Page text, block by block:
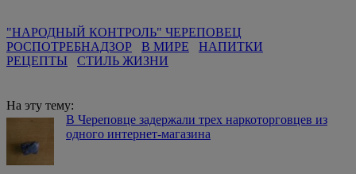
"НАРОДНЫЙ КОНТРОЛЬ" ЧЕРЕПОВЕЦ
РОСПОТРЕБНАДЗОР
В МИРЕ
НАПИТКИ
РЕЦЕПТЫ
СТИЛЬ ЖИЗНИ
На эту тему:
В Череповце задержали трех наркоторговцев из
одного интернет-магазина